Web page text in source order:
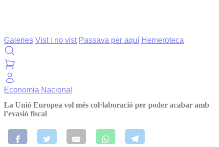
Galeries Vist i no vist Passava per aquí Hemeroteca
Economia Nacional
La Unió Europea vol més col·laboració per poder acabar amb
l’evasió fiscal